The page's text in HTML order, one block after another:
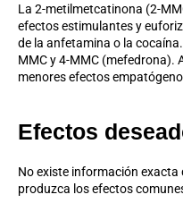
La 2-metilmetcatinona (2-
efectos estimulantes y
de la anfetamina o la cocaína
MMCy4-MMC (mefedrona).
menores efectos
Efectos
No existe información exacta
produzca los efectos